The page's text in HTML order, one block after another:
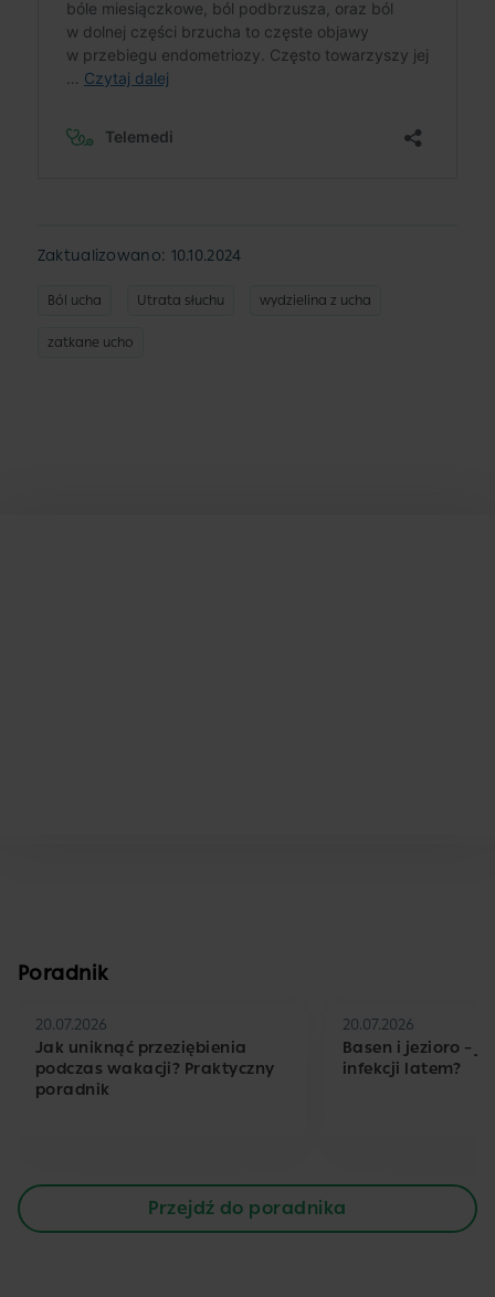
Zaktualizowano: 10.10.2024
Ból ucha Utrata słuchu wydzielina z ucha
zatkane ucho
Poradnik
20.07.2026
Jak uniknąć przeziębienia
podczas wakacji? Praktyczny
poradnik
20.07.2026
Basen i jezioro –
infekcji latem?
Przejdź do poradnika